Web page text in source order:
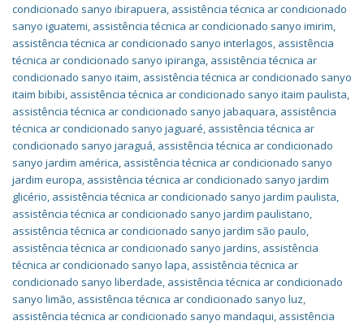
condicionado sanyo ibirapuera, assistência técnica ar condicionado
sanyo iguatemi, assistência técnica ar condicionado sanyo imirim,
assistência técnica ar condicionado sanyo interlagos, assistência
técnica ar condicionado sanyo ipiranga, assistência técnica ar
condicionado sanyo itaim, assistência técnica ar condicionado sanyo
itaim bibibi, assistência técnica ar condicionado sanyo itaim paulista,
assistência técnica ar condicionado sanyo jabaquara, assistência
técnica ar condicionado sanyo jaguaré, assistência técnica ar
condicionado sanyo jaraguá, assistência técnica ar condicionado
sanyo jardim américa, assistência técnica ar condicionado sanyo
jardim europa, assistência técnica ar condicionado sanyo jardim
glicério, assistência técnica ar condicionado sanyo jardim paulista,
assistência técnica ar condicionado sanyo jardim paulistano,
assistência técnica ar condicionado sanyo jardim são paulo,
assistência técnica ar condicionado sanyo jardins, assistência
técnica ar condicionado sanyo lapa, assistência técnica ar
condicionado sanyo liberdade, assistência técnica ar condicionado
sanyo limão, assistência técnica ar condicionado sanyo luz,
assistência técnica ar condicionado sanyo mandaqui, assistência